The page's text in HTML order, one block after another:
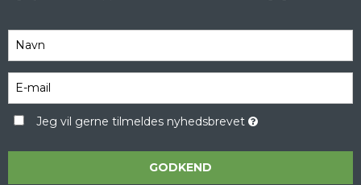
Jeg vil gerne tilmeldes nyhedsbrevet
GODKEND